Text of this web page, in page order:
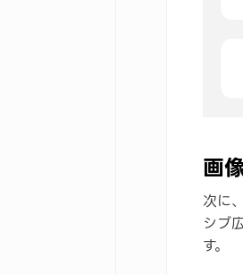
画
次に
シブ
す。